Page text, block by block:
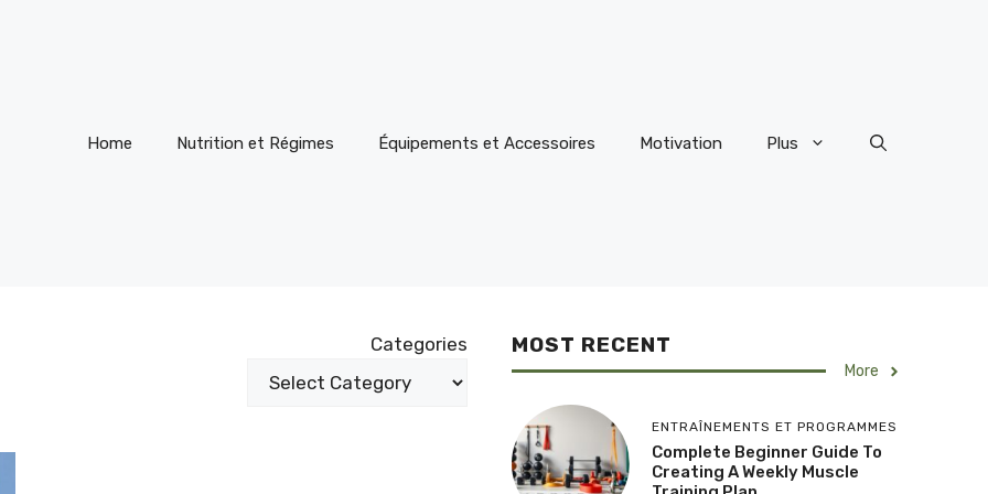
Home Nutrition et Régimes Équipements et Accessoires Motivation Plus
Categories MOST RECENT
More
ENTRAÎNEMENTS ET PROGRAMMES
Complete Beginner Guide To
Creating A Weekly Muscle